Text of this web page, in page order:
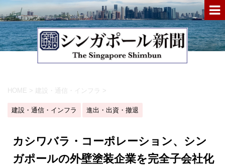
HOME > 建設・通信・インフラ >
建設・通信・インフラ 進出・出資・撤退
カシワバラ・コーポレーション、シン
ガポールの外壁塗装企業を完全子会社化